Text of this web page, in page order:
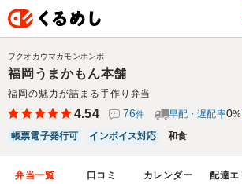
福岡うまかもん本舗
福岡の魅力が詰まる手作り弁当
フクオカウマカモンホンポ
4.54 76件 早配・遅配率0%
帳票電子発行可
インボイス対応 和食
弁当一覧 口コミ カレンダー 配達エ